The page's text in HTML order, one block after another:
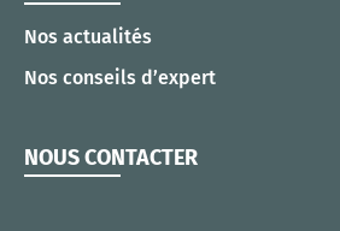
Nos actualités
Nos conseils d’expert
NOUS CONTACTER